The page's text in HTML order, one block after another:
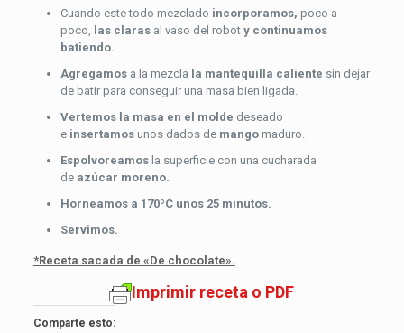
Cuando este todo mezclado incorporamos, poco a
poco, las clarasal vaso del robot y continuamos
batiendo.
Agregamos a la mezcla la mantequilla caliente sin dejar
de batir para conseguir una masa bien ligada.
Vertemos la masa en el molde deseado
e insertamos unos dados de mango maduro.
Espolvoreamosla superficie con una cucharada
de azúcar moreno.
Horneamos a 170ºC unos 25 minutos.
Servimos.
*Receta sacada de «De chocolate».
Imprimir receta o PDF
Comparte esto: